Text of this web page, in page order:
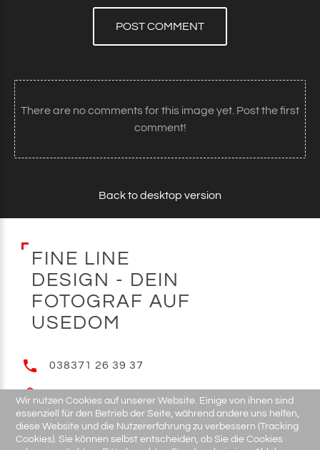
POST COMMENT
There are no comments for this image yet. Post the first
comment!
Back to desktop version
F N E L N E
D ES G N - D E N
FOTOG RA F AU F
US E DO M
038371 26 39 37
E-MAIL
Wir nutzen Cookies auf unserer Website. Einige von ihnen sind
essenziell für den Betrieb der Seite, während andere uns helfen,
diese Website und die Nutzererfahrung zu verbessern (Tracking
Cookies). Sie können selbst entscheiden, ob Sie die Cookies